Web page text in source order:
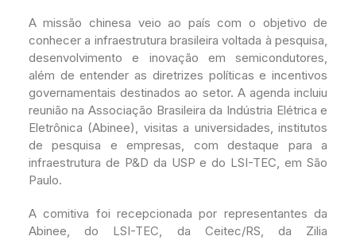
o
k
A missão chinesa veio ao país com o objetivo de
conhecer a infraestrutura brasileira voltada à pesquisa,
desenvolvimento e inovação em semicondutores,
além de entender as diretrizes políticas e incentivos
governamentais destinados ao setor. A agenda incluiu
reunião na Associação Brasileira da Indústria Elétrica e
Eletrônica (Abinee), visitas a universidades, institutos
de pesquisa e empresas, com destaque para a
infraestrutura de P&D da USP e do LSI-TEC, em São
Paulo.
A comitiva foi recepcionada por representantes da
Abinee, do LSI-TEC, da Ceitec/RS, da Zilia